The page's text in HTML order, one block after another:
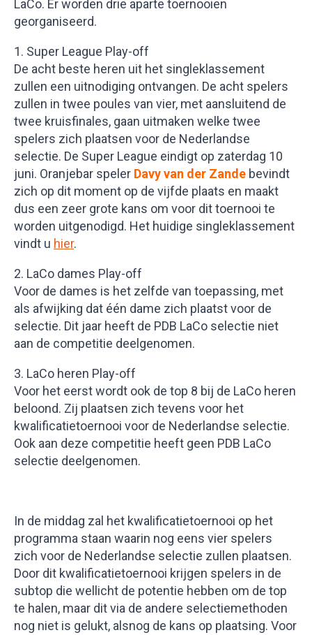
LaCo. Er worden drie aparte toernooien
georganiseerd.
1. Super League Play-off
De acht beste heren uit het singleklassement
zullen een uitnodiging ontvangen. De acht spelers
zullen in twee poules van vier, met aansluitend de
twee kruisfinales, gaan uitmaken welke twee
spelers zich plaatsen voor de Nederlandse
selectie. De Super League eindigt op zaterdag 10
juni. Oranjebar speler Davy van der Zande bevindt
zich op dit moment op de vijfde plaats en maakt
dus een zeer grote kans om voor dit toernooi te
worden uitgenodigd. Het huidige singleklassement
vindt u hier.
2. LaCo dames Play-off
Voor de dames is het zelfde van toepassing, met
als afwijking dat één dame zich plaatst voor de
selectie. Dit jaar heeft de PDB LaCo selectie niet
aan de competitie deelgenomen.
3. LaCo heren Play-off
Voor het eerst wordt ook de top 8 bij de LaCo heren
beloond. Zij plaatsen zich tevens voor het
kwalificatietoernooi voor de Nederlandse selectie.
Ook aan deze competitie heeft geen PDB LaCo
selectie deelgenomen.
In de middag zal het kwalificatietoernooi op het
programma staan waarin nog eens vier spelers
zich voor de Nederlandse selectie zullen plaatsen.
Door dit kwalificatietoernooi krijgen spelers in de
subtop die wellicht de potentie hebben om de top
te halen, maar dit via de andere selectiemethoden
nog niet is gelukt, alsnog de kans op plaatsing. Voor